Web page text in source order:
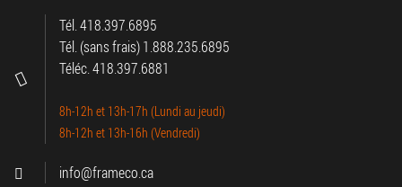
Tél. 418.397.6895
Tél. (sans frais) 1.888.235.6895
Téléc. 418.397.6881
8h-12h et 13h-17h (Lundi au jeudi)
8h-12h et 13h-16h (Vendredi)
info@frameco.ca